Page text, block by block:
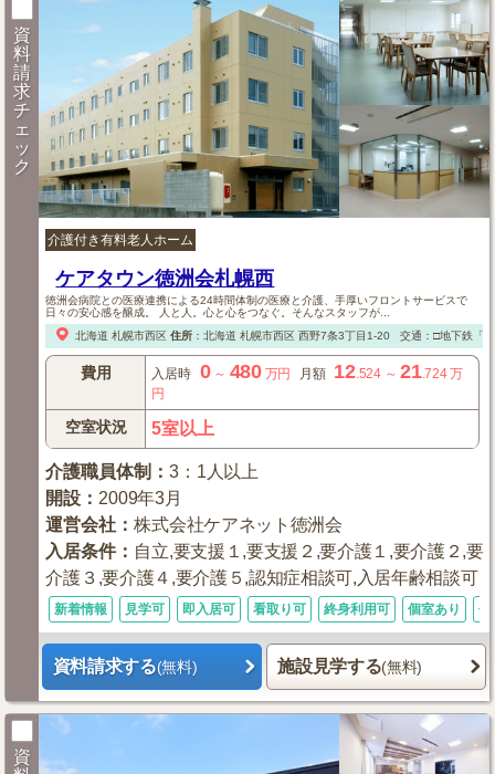
資
料
請
求
チ
ェ
ッ
ク
介護付き有料老人ホーム
ケアタウン徳洲会札幌西
徳洲会病院との医療連携による24時間体制の医療と介護、手厚いフロントサービスで
日々の安心感を醸成。 人と人。心と心をつなぐ。そんなスタッフが...
北海道 札幌市西区 住所： 北海道 札幌市西区西野7条3丁目1-20 交通：□地下鉄「
費用 入居時 0～ 480 万円 月額 12.524～21.724万
円
空室状況 5室以上
介護職員体制 ：3：1人以上
開設 ： 2009年3月
運営会社 ：株式会社ケアネット徳洲会
入居条件： 自立,要支援１,要支援２,要介護１,要介護２,要
介護３,要介護４,要介護５,認知症相談可,入居年齢相談可
新着情報 見学可 即入居可 看取り可 終身利用可 個室あり 体
資料請求する(無料) 施設見学する(無料)
資